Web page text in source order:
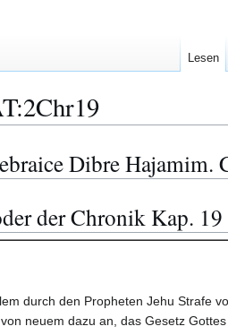
Dibre Hajamim.
der Chronik Kap. 19
durch den Propheten Jehu Strafe
neuem dazu an, das Gesetz
Lesen